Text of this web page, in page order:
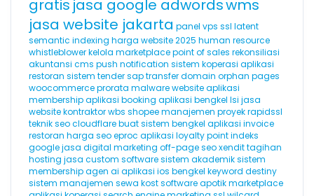
gratis jasa google adwordswms
jasa website jakarta panel vps ssl latent
semantic indexing harga website 2025 human resource
whistleblowerkelola marketplacepoint of sales rekonsiliasi
akuntansi cms push notification sistem koperasi aplikasi
restoran sistem tendersaptransfer domain orphan pages
woocommerceprorata malware websiteaplikasi
membershipaplikasi booking aplikasi bengkel lsi jasa
website kontraktorwbs shopeemanajemen proyekrapidssl
teknik seocloudflarebuat sistem bengkel aplikasi invoice
restoran harga seoeproc aplikasi loyalty pointindeks
googlejasa digital marketing off-page seoxendittagihan
hosting jasa custom softwaresistem akademiksistem
membershipagen ai aplikasi ios bengkel keyword destiny
sistem manajemen sewa kostsoftware apotikmarketplace